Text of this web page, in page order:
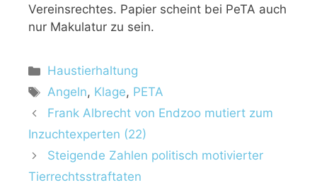
Vereinsrechtes. Papier scheint bei PeTA auch
nur Makulatur zu sein.
Haustierhaltung
Angeln, Klage, PETA
Frank Albrecht von Endzoo mutiert zum
Inzuchtexperten (22)
Steigende Zahlen politisch motivierter
Tierrechtsstraftaten